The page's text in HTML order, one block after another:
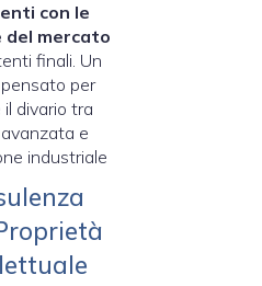
con le
del mercato
finali. Un
per
il divario tra
e
industriale